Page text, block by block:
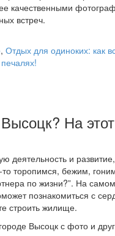
встреч.
, Отдых для одиноких: как
На
и
торопимся, бежим,
по жизни?”. На
познакомиться с
строить жилище.
Высоцк с фото и